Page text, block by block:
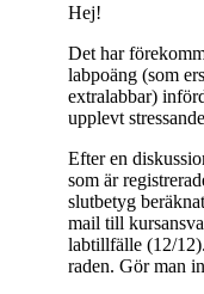
Hej!
Det har
labpoäng (som
extralabbar)
upplevt
Efter en
som är
slutbetyg
mail till
labtillfälle (12/
raden. Gör man